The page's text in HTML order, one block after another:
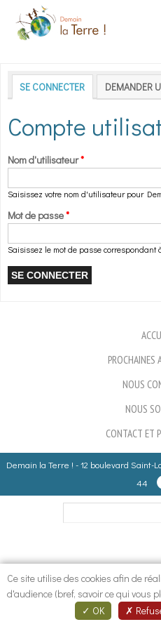
Aller au contenu principal
Onglets
SE CONNECTER (ONGLET ACTIF)
DEMANDER
Compte
Nom d'utilisateur*
Saisissez votre nom d'utilisateur pour
Mot de passe*
Saisissez le mot de passe correspondant
PROCHAINES
NOUS
NOUS
CONTACT ET
Demain la Terre ! - 12 boulevard Saint-
44
Ce site utilise des cookies afin de
d'audience (bref, savoir ce qui vous
OK